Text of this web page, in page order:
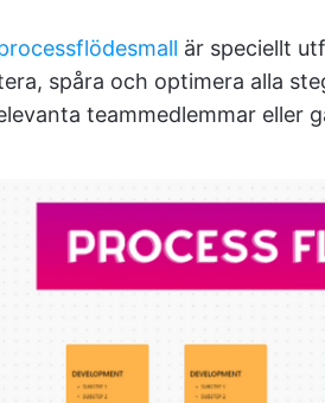
är speciellt
spåra och optimera alla
teammedlemmar eller